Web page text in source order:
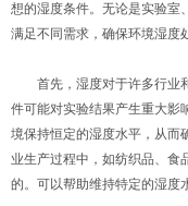
想的湿度条件。无论是实验室
满足不同需求，确保环境湿度
首先，湿度对于许多行业和
件可能对实验结果产生重大影
境保持恒定的湿度水平，从而
业生产过程中，如纺织品、食
的。可以帮助维持特定的湿度